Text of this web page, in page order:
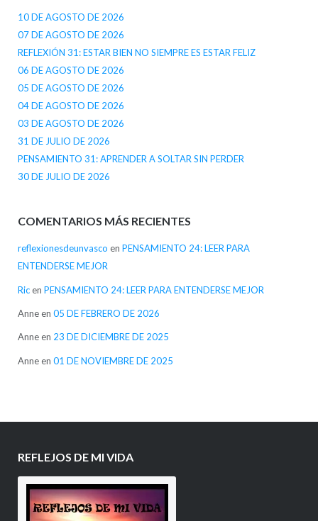
10 DE AGOSTO DE 2026
07 DE AGOSTO DE 2026
REFLEXIÓN 31: ESTAR BIEN NO SIEMPRE ES ESTAR FELIZ
06 DE AGOSTO DE 2026
05 DE AGOSTO DE 2026
04 DE AGOSTO DE 2026
03 DE AGOSTO DE 2026
31 DE JULIO DE 2026
PENSAMIENTO 31: APRENDER A SOLTAR SIN PERDER
30 DE JULIO DE 2026
COMENTARIOS MÁS RECIENTES
reflexionesdeunvasco en PENSAMIENTO 24: LEER PARA
ENTENDERSE MEJOR
Ricen PENSAMIENTO 24: LEER PARA ENTENDERSE MEJOR
Anneen 05 DE FEBRERO DE 2026
Anneen 23 DE DICIEMBRE DE 2025
Anneen 01 DE NOVIEMBRE DE 2025
REFLEJOS DE MI VIDA